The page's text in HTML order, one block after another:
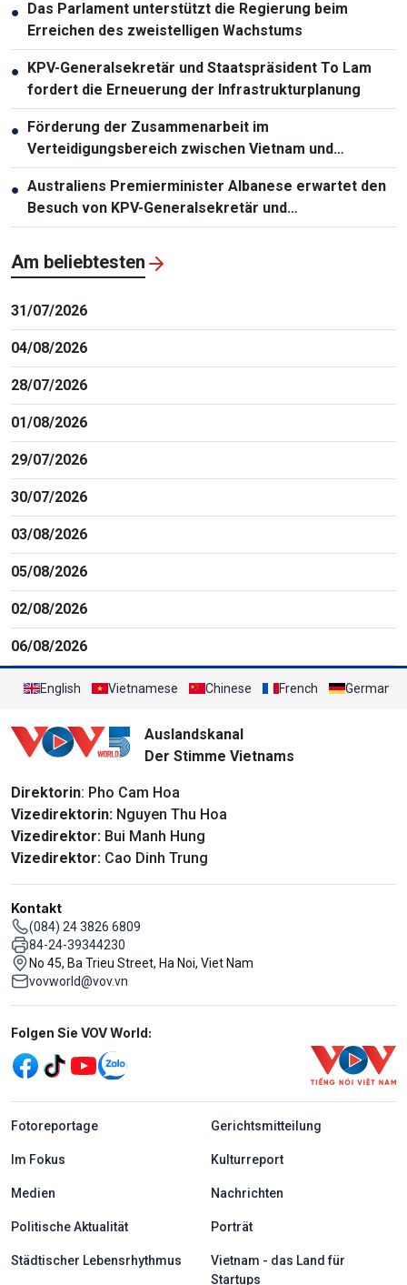
● Das Parlament unterstützt die Regierung beim
Erreichen des zweistelligen Wachstums
● KPV-Generalsekretär und Staatspräsident To Lam
fordert die Erneuerung der Infrastrukturplanung
● Förderung der Zusammenarbeit im
Verteidigungsbereich zwischen Vietnam und
Malaysia
● Australiens Premierminister Albanese erwartet den
Besuch von KPV-Generalsekretär und
Staatspräsident To Lam
Am beliebtesten
31/07/2026
04/08/2026
28/07/2026
01/08/2026
29/07/2026
30/07/2026
03/08/2026
05/08/2026
02/08/2026
06/08/2026
English Vietnamese Chinese French German
Auslandskanal
Der Stimme Vietnams
Direktorin: Pho Cam Hoa
Vizedirektorin: Nguyen Thu Hoa
Vizedirektor: Bui Manh Hung
Vizedirektor: Cao Dinh Trung
Kontakt
(084) 24 3826 6809
84-24-39344230
No 45, Ba Trieu Street, Ha Noi, Viet Nam
vovworld@vov.vn
Mạng xã hội
Folgen Sie VOV World:
menu footer tiếng Đức
Fotoreportage Gerichtsmitteilung
Im Fokus Kulturreport
Medien Nachrichten
Politische Aktualität Porträt
Städtischer Lebensrhythmus
Vietnam - das Land für
Startups